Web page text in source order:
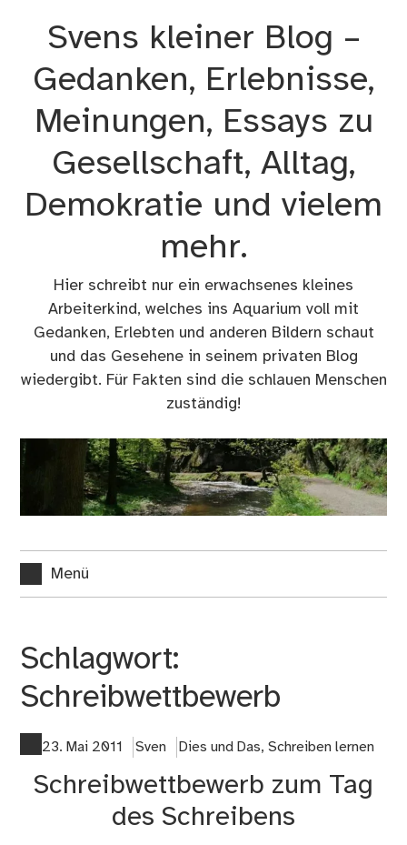
Svens kleiner Blog –
Gedanken, Erlebnisse,
Meinungen, Essays zu
Gesellschaft, Alltag,
Demokratie und vielem
mehr.
Hier schreibt nur ein erwachsenes kleines
Arbeiterkind, welches ins Aquarium voll mit
Gedanken, Erlebten und anderen Bildern schaut
und das Gesehene in seinem privaten Blog
wiedergibt. Für Fakten sind die schlauen Menschen
zuständig!
Menü
Schlagwort:
Schreibwettbewerb
23. Mai 2011 Sven Dies und Das, Schreiben lernen
Schreibwettbewerb zum Tag
des Schreibens